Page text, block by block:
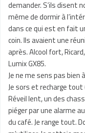
demander. S’ils disent
même de dormir à
dans ce qui est en fait
coin. Ils avaient une
après. Alcool fort,
Lumix GX85.
Je ne me sens pas bien
Je sors et recharge
Réveil lent, un des
piéger par une alarme
du café. Je range tout.